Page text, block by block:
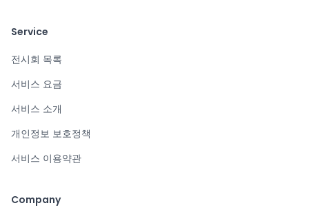
Service
전시회 목록
서비스 요금
서비스 소개
개인정보 보호정책
서비스 이용약관
Company